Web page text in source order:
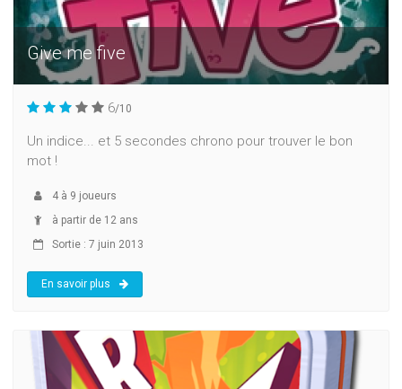
Give me five
6/10
Un indice... et 5 secondes chrono pour trouver le bon
mot !
4 à 9 joueurs
à partir de 12 ans
Sortie : 7 juin 2013
En savoir plus